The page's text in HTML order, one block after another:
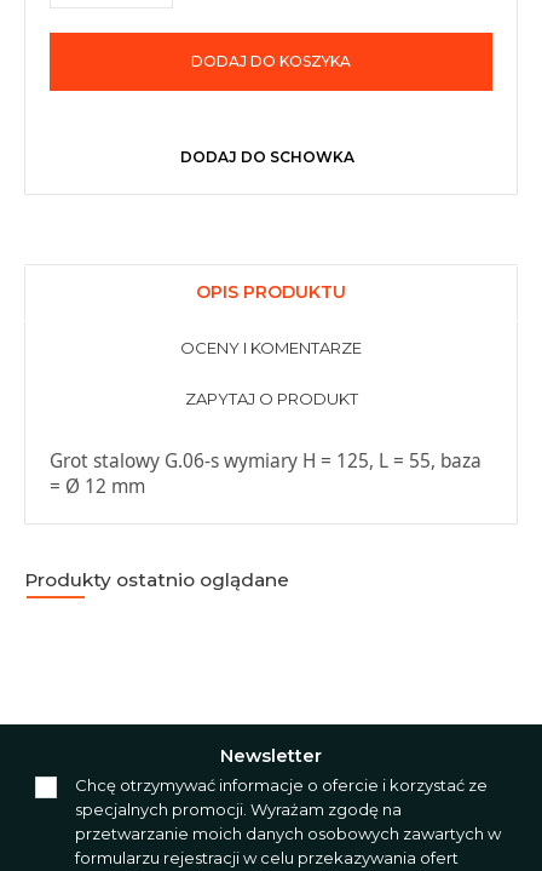
DODAJ DO KOSZYKA
DODAJ DO SCHOWKA
OPIS PRODUKTU
OCENY I KOMENTARZE
ZAPYTAJ O PRODUKT
Grot stalowy G.06-s wymiary H = 125, L = 55, baza
= Ø 12 mm
Produkty ostatnio oglądane
Newsletter
Chcę otrzymywać informacje o ofercie i korzystać ze
specjalnych promocji. Wyrażam zgodę na
przetwarzanie moich danych osobowych zawartych w
formularzu rejestracji w celu przekazywania ofert